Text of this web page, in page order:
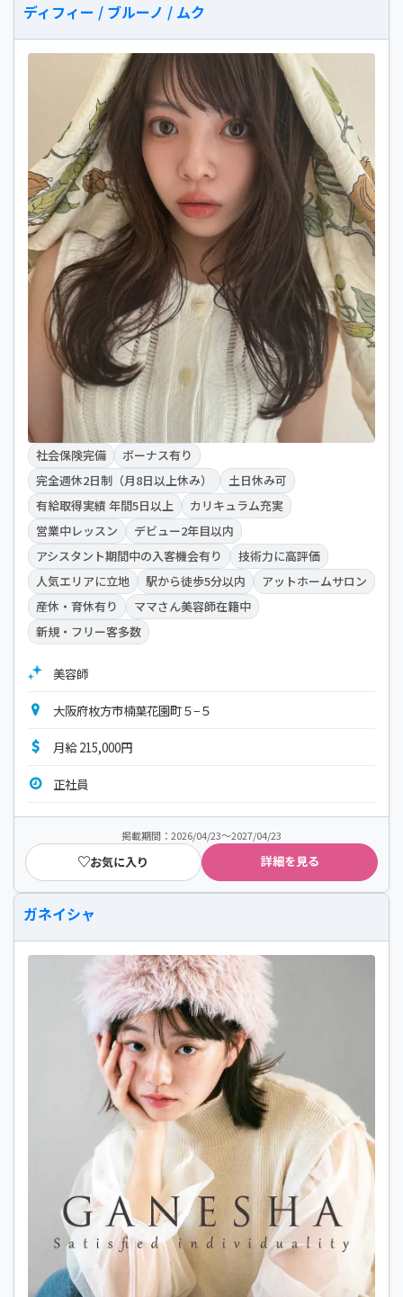
ディフィー / ブルーノ / ムク
社会保険完備
ボーナス有り
完全週休2日制（月8日以上休み）
土日休み可
有給取得実績 年間5日以上
カリキュラム充実
営業中レッスン
デビュー2年目以内
アシスタント期間中の入客機会有り
技術力に高評価
人気エリアに立地
駅から徒歩5分以内
アットホームサロン
産休・育休有り
ママさん美容師在籍中
新規・フリー客多数
美容師
大阪府枚方市楠葉花園町５−５
月給 215,000円
正社員
掲載期間：2026/04/23～2027/04/23
お気に入り 詳細を見る
ガネイシャ